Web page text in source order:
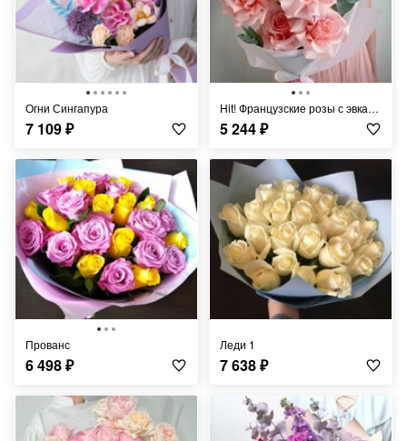
Огни Сингапура
7 109₽
Hit! Французские розы с эвкалиптом
5 244₽
Прованс
6 498₽
Леди 1
7 638₽